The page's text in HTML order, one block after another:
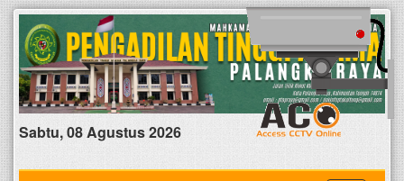
Sabtu, 08 Agustus 2026